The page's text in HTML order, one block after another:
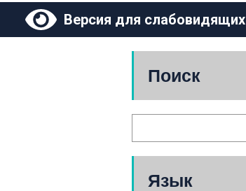
Версия для слабовидящих
Поиск
Язык